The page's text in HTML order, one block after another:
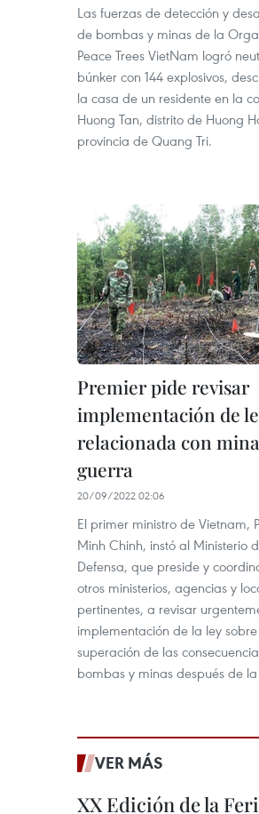
Las fuerzas de detección y
de bombas y minas de la
Peace Trees VietNam logró
búnker con 144 explosivos,
la casa de un residente en la
Huong Tan, distrito de Huong
provincia de Quang Tri.
Premier pide revisar
implementación de
relacionada con
guerra
20/09/2022 02:06
El primer ministro de Vietnam,
Minh Chinh, instó al Ministerio
Defensa, que preside y
otros ministerios, agencias y
pertinentes, a revisar
implementación de la ley
superación de las
bombas y minas después de
VER MÁS
XX Edición de la